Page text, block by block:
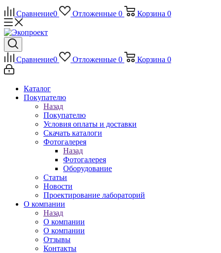
Сравнение0 Отложенные 0 Корзина 0
Сравнение0 Отложенные 0 Корзина 0
Каталог
Покупателю
Назад
Покупателю
Условия оплаты и доставки
Скачать каталоги
Фотогалерея
Назад
Фотогалерея
Оборудование
Статьи
Новости
Проектирование лабораторий
О компании
Назад
О компании
О компании
Отзывы
Контакты